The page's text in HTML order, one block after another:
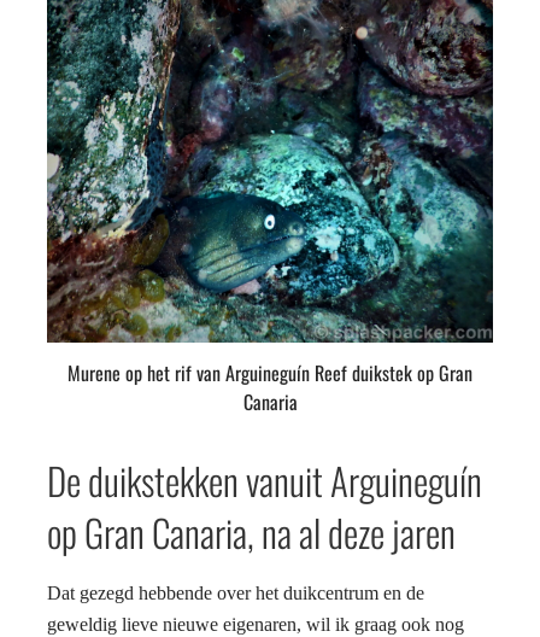
Murene op het rif van Arguineguín Reef duikstek op Gran
Canaria
De duikstekken vanuit Arguineguín
op Gran Canaria, na al deze jaren
Dat gezegd hebbende over het duikcentrum en de
geweldig lieve nieuwe eigenaren, wil ik graag ook nog